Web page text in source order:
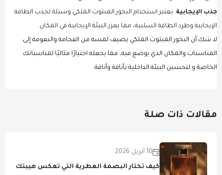
جذب الإيجابية: يعتبر استخدام البخور المبثوث الملكي وسيلة لجذب الطاقة
الإيجابية وطرد الطاقة السلبية، مما يعزز البيئة الإيجابية في المكان.
لا شك أن البخور المبثوث الملكي يضيف لمسة من الفخامة والنعومة إلى
المناسبات والمكان الذي يوضع فيه، مما يجعله اختيارًا مثاليًا لمناسباتك
الخاصة و لتحسين البيئة الداخلية بأناقة وأناقة.
مقالات ذات صلة
10 أبريل 2026
كيف تختار البصمة العطرية التي تعكس هيبتك